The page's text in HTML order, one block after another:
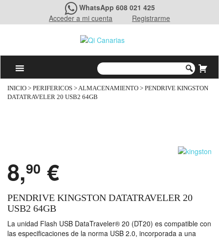
WhatsApp 608 021 425
Acceder a mi cuenta
Registrarme
INICIO > PERIFERICOS >ALMACENAMIENTO > PENDRIVE KINGSTON
DATATRAVELER 20 USB2 64GB
8,90 €
PENDRIVE KINGSTON DATATRAVELER 20
USB2 64GB
La unidad Flash USB DataTraveler® 20 (DT20) es compatible con
las especificaciones de la norma USB 2.0, incorporada a una